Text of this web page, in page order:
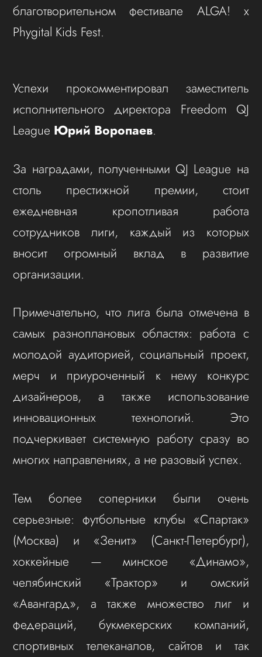
благотворительном фестивале ALGA! x
Phygital Kids Fest.
Успехи прокомментировал заместитель
исполнительного директора Freedom QJ
League Юрий Воропаев.
За наградами, полученными QJ League на
столь престижной премии, стоит
ежедневная кропотливая работа
сотрудников лиги, каждый из которых
вносит огромный вклад в развитие
организации.
Примечательно, что лига была отмечена в
самых разноплановых областях: работа с
молодой аудиторией, социальный проект,
мерч и приуроченный к нему конкурс
дизайнеров, а также использование
инновационных технологий. Это
подчеркивает системную работу сразу во
многих направлениях, а не разовый успех.
Тем более соперники были очень
серьезные: футбольные клубы «Спартак»
(Москва) и «Зенит» (Санкт-Петербург),
хоккейные — минское «Динамо»,
челябинский «Трактор» и омский
«Авангард», а также множество лиг и
федераций, букмекерских компаний,
спортивных телеканалов, сайтов и так